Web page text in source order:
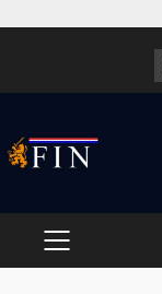
content
PRIMARY